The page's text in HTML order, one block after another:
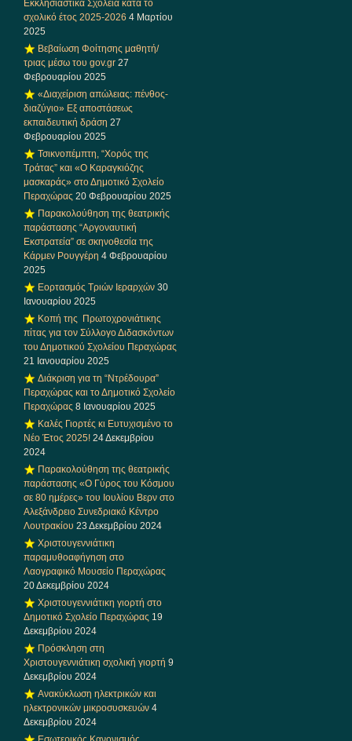
Εκκλησιαστικά Σχολεία κατά το
σχολικό έτος 2025-2026 4 Μαρτίου
2025
Βεβαίωση Φοίτησης μαθητή/
τριας μέσω του gov.gr 27
Φεβρουαρίου 2025
«Διαχείριση απώλειας: πένθος-
διαζύγιο» Eξ αποστάσεως
εκπαιδευτική δράση 27
Φεβρουαρίου 2025
Τσικνοπέμπτη, “Χορός της
Τράτας” και «Ο Καραγκιόζης
μασκαράς» στο Δημοτικό Σχολείο
Περαχώρας 20 Φεβρουαρίου 2025
Παρακολούθηση της θεατρικής
παράστασης “Αργοναυτική
Εκστρατεία” σε σκηνοθεσία της
Κάρμεν Ρουγγέρη 4 Φεβρουαρίου
2025
Εορτασμός Τριών Ιεραρχών 30
Ιανουαρίου 2025
Κοπή της Πρωτοχρονιάτικης
πίτας για τον Σύλλογο Διδασκόντων
του Δημοτικού Σχολείου Περαχώρας
21 Ιανουαρίου 2025
Διάκριση για τη “Ντρέδουρα”
Περαχώρας και το Δημοτικό Σχολείο
Περαχώρας 8 Ιανουαρίου 2025
Καλές Γιορτές κι Ευτυχισμένο το
Νέο Έτος 2025! 24 Δεκεμβρίου
2024
Παρακολούθηση της θεατρικής
παράστασης «Ο Γύρος του Κόσμου
σε 80 ημέρες» του Ιουλίου Βερν στο
Αλεξάνδρειο Συνεδριακό Κέντρο
Λουτρακίου 23 Δεκεμβρίου 2024
Χριστουγεννιάτικη
παραμυθοαφήγηση στο
Λαογραφικό Μουσείο Περαχώρας
20 Δεκεμβρίου 2024
Χριστουγεννιάτικη γιορτή στο
Δημοτικό Σχολείο Περαχώρας 19
Δεκεμβρίου 2024
Πρόσκληση στη
Χριστουγεννιάτικη σχολική γιορτή 9
Δεκεμβρίου 2024
Ανακύκλωση ηλεκτρικών και
ηλεκτρονικών μικροσυσκευών 4
Δεκεμβρίου 2024